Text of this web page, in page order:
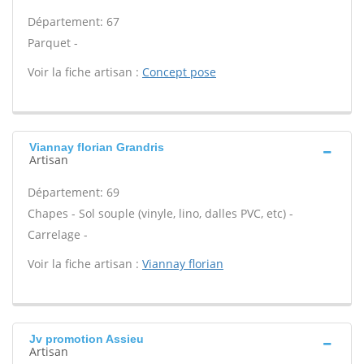
Département: 67
Parquet -
Voir la fiche artisan : Concept pose
Viannay florian Grandris
Artisan
Département: 69
Chapes - Sol souple (vinyle, lino, dalles PVC, etc) -
Carrelage -
Voir la fiche artisan : Viannay florian
Jv promotion Assieu
Artisan